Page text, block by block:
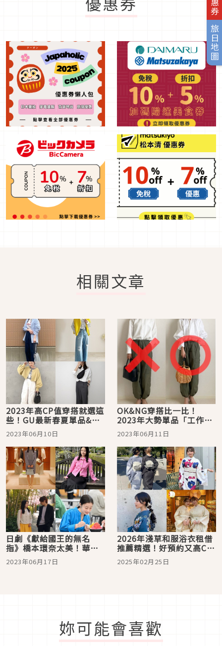
旅日地圖
相關文章
2023年高CP值穿搭就選這
些！GU最新春夏單品&穿
搭15選
2023年06月10日
OK&NG穿搭比一比！
2023年大勢單品「工作
褲」怎麼穿才時尚？
2023年06月11日
日劇《獻給國王的無名
指》橋本環奈太美！華麗
又不俗氣的Queen風格穿
搭學起來
2023年06月17日
2026年淺草和服浴衣租借
推薦精選！好預約又高CP
值的和服體驗就在這找
2025年02月25日
妳可能會喜歡